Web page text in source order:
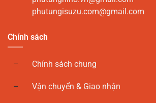
phutungisuzu.com@gmail.com
Chính sách
Chính sách chung
Vận chuyển & Giao nhận